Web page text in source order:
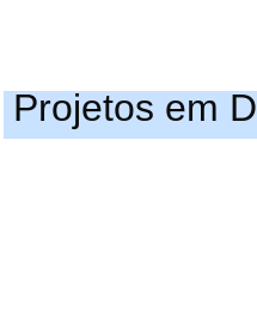
Projetos em